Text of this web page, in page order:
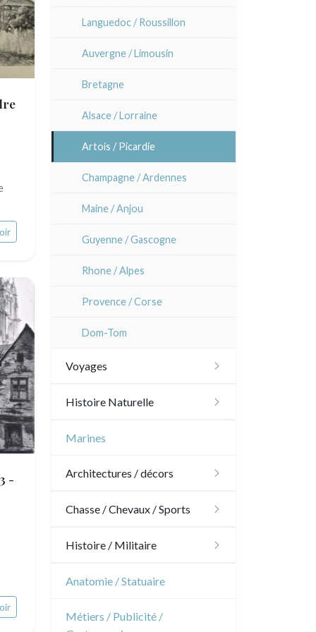
-
Lisa Takahashi
Cleo Wilkinson
Divers
Languedoc / Roussillon
Auvergne / Limousin
Bretagne
Alsace / Lorraine
Artois / Picardie
Champagne / Ardennes
Maine / Anjou
Guyenne / Gascogne
Rhone / Alpes
Provence / Corse
Dom-Tom
Voyages
Amériques
Italie
Rome
Espagne / Portugal
Histoire Naturelle
Oiseaux
Pierre-Joseph Redouté
Marines
Architectures / décors
Architecture
Chasse / Chevaux / Sports
Chasse
Histoire / Militaire
Militaire
Anatomie / Statuaire
Métiers / Publicité /